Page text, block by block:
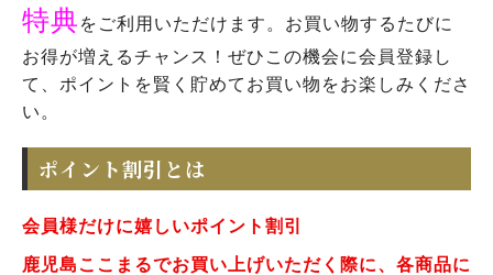
特典 をご利用いただけます。お買い物するたびに
お得が増えるチャンス！ぜひこの機会に会員登録し
て、ポイントを賢く貯めてお買い物をお楽しみくださ
い。
ポイント割引とは
会員様だけに嬉しいポイント割引
鹿児島ここまるでお買い上げいただく際に、各商品に